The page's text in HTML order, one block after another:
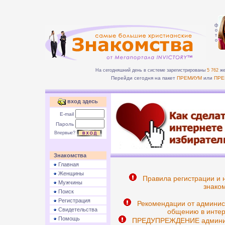
ф
о
т
о
На сегодняшний день в системе зарегистрированы 5 762
Перейди сегодня на пакет ПРЕМИУМили
вход здесь
E-mail
Пароль
Впервые?
Знакомства
Главная
Женщины
Мужчины
Поиск
Регистрация
Свидетельства
Помощь
Правила регистрации и
Рекомендации от
общению в
ПРЕДУПРЕЖДЕНИЕ